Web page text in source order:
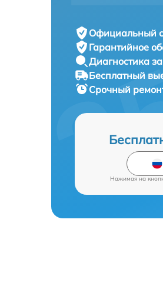
Официальный
Гарантийное
Диагностика
Бесплатный
Срочный
Нажимая на